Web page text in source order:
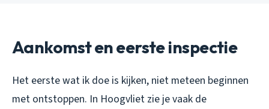
Aankomst en eerste inspectie
Het eerste wat ik doe is kijken, niet meteen beginnen
met ontstoppen. In Hoogvliet zie je vaak de